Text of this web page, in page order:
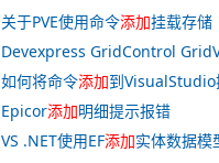
关于PVE使用命令添加挂载存储
Devexpress GridControl
如何将命令添加到VisualStudio
Epicor添加明细提示报错
VS .NET使用EF添加实体数据模